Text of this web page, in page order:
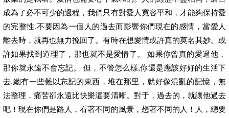
成為了必不可少的過程，我們只有對愛人寬容平和，才能夠保持愛
的完整性.不要因為一個人的過去而影響你們現在的感情，當愛人
離去時，就再也無力挽回了。有時在想愛情或許真的莫名其妙。或
許如果找到道理了，那也就不是愛情了。 如果你曾真的愛過他，
那你就永遠不會忘記。 但，不管怎么樣,你還是應該好好的生活下
去.總有一些難以忘記的東西，堆在那里，就好像混亂的記憶，無
法整理，痛苦卻永遠比快樂還要清晰。對于，過去的，就讓他過去
吧！現在你們是路人，看著不同的風景，想著不同的人！人，總要